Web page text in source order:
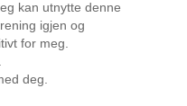
kan utnytte denne
igjen og
for meg.
deg.